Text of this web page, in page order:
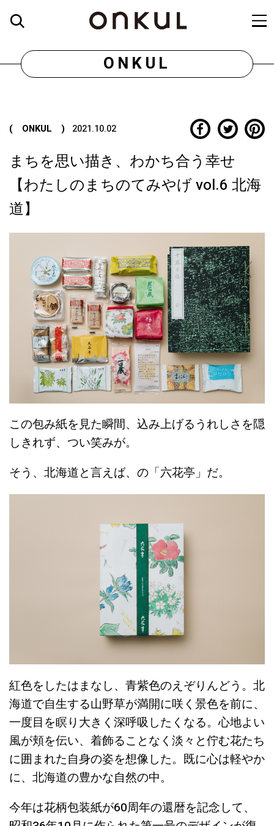
ONKUL
( ONKUL ) 2021.10.02
まちを思い描き、わかち合う幸せ
【わたしのまちのてみやげ vol.6 北海
道】
この包み紙を見た瞬間、込み上げるうれしさを隠
しきれず、つい笑みが。
そう、北海道と言えば、の「六花亭」だ。
紅色をしたはまなし、青紫色のえぞりんどう。北
海道で自生する山野草が満開に咲く景色を前に、
一度目を瞑り大きく深呼吸したくなる。心地よい
風が頬を伝い、着飾ることなく淡々と佇む花たち
に囲まれた自身の姿を想像した。既に心は軽やか
に、北海道の豊かな自然の中。
今年は花柄包装紙が60周年の還暦を記念して、